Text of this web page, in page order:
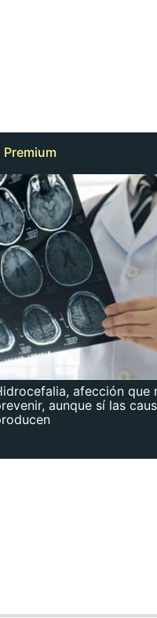
afección que
aunque sí las